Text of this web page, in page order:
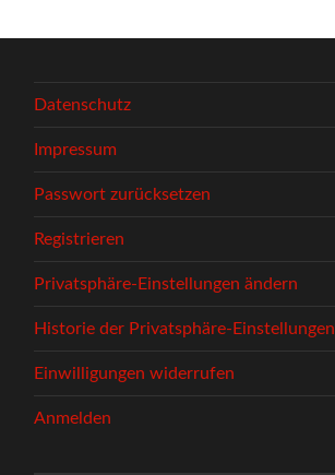
Datenschutz
Impressum
Passwort zurücksetzen
Registrieren
Privatsphäre-Einstellungen ändern
Historie der Privatsphäre-Einstellungen
Einwilligungen widerrufen
Anmelden